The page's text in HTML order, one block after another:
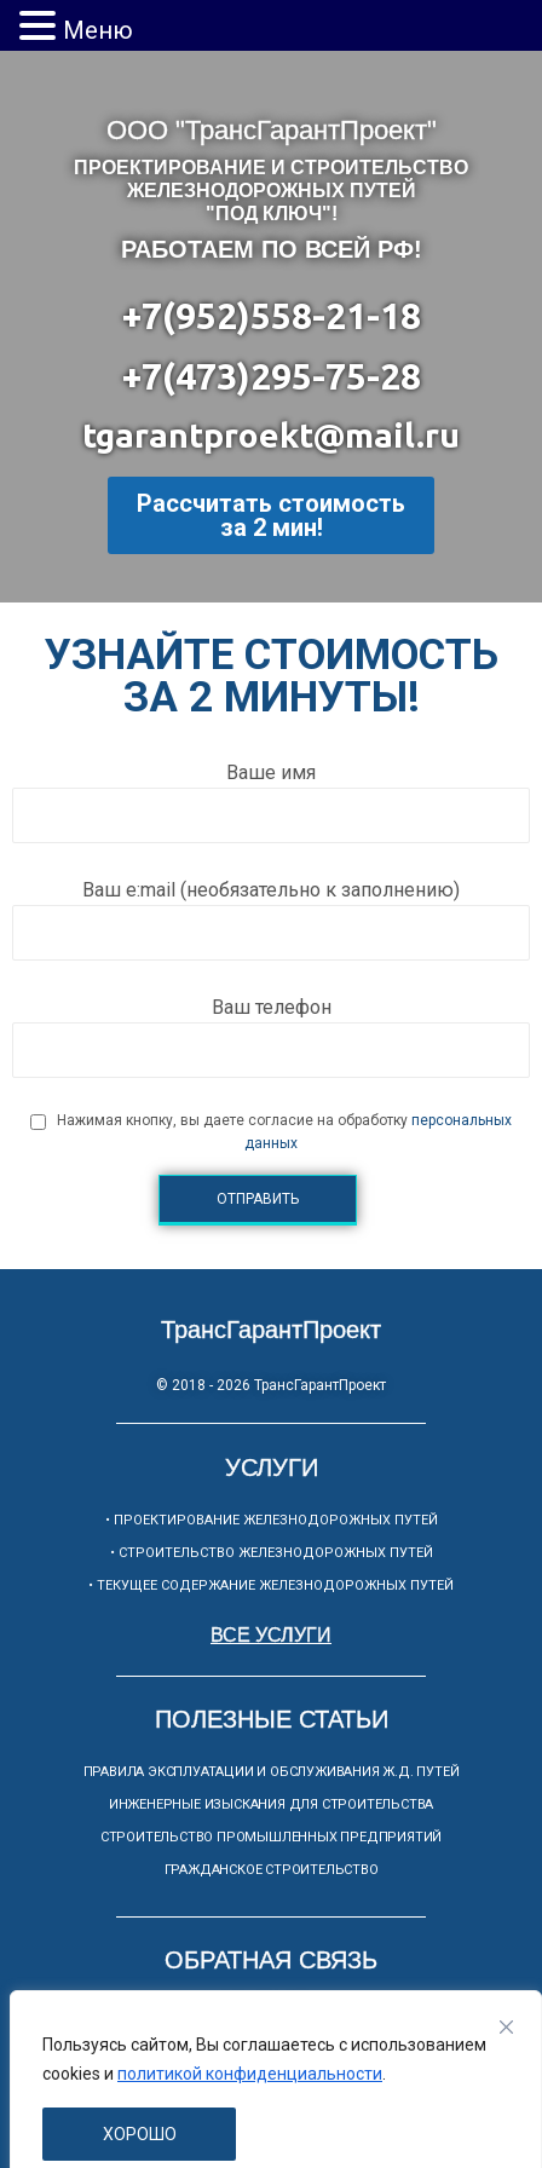
Пользуясь сайтом, Вы соглашаетесь с использованием
cookies и политикой конфиденциальности
ХОРОШО
ООО "ТрансГарантПроект"
ПРОЕКТИРОВАНИЕ И СТРОИТЕЛЬСТВО
ЖЕЛЕЗНОДОРОЖНЫХ ПУТЕЙ
"ПОД КЛЮЧ"!
РАБОТАЕМ ПО ВСЕЙ РФ!
+7(952)558-21-18
+7(473)295-75-28
tgarantproekt@mail.ru
Рассчитать стоимость
за 2 мин!
УЗНАЙТЕ СТОИМОСТЬ
ЗА 2 МИНУТЫ!
Ваше имя
Ваш e:mail (необязательно к заполнению)
Ваш телефон
Нажимая кнопку, вы даете согласие на обработку персональных
данных
ТрансГарантПроект
© 2018 - 2026 ТрансГарантПроект
УСЛУГИ
• ПРОЕКТИРОВАНИЕ ЖЕЛЕЗНОДОРОЖНЫХ ПУТЕЙ
• СТРОИТЕЛЬСТВО ЖЕЛЕЗНОДОРОЖНЫХ ПУТЕЙ
• ТЕКУЩЕЕ СОДЕРЖАНИЕ ЖЕЛЕЗНОДОРОЖНЫХ ПУТЕЙ
ВСЕ УСЛУГИ
ПОЛЕЗНЫЕ СТАТЬИ
ПРАВИЛА ЭКСПЛУАТАЦИИ И ОБСЛУЖИВАНИЯ Ж.Д. ПУТЕЙ
ИНЖЕНЕРНЫЕ ИЗЫСКАНИЯ ДЛЯ СТРОИТЕЛЬСТВА
СТРОИТЕЛЬСТВО ПРОМЫШЛЕННЫХ ПРЕДПРИЯТИЙ
ГРАЖДАНСКОЕ СТРОИТЕЛЬСТВО
ОБРАТНАЯ СВЯЗЬ
+7(952)558-21-18
+7(473)295-75-28
Меню